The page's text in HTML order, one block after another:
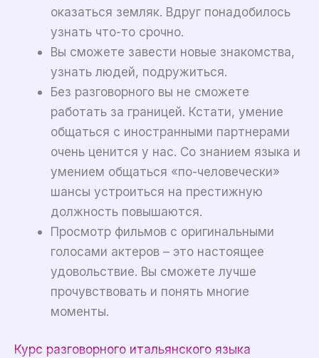
оказаться земляк. Вдруг понадобилось
узнать что-то срочно.
Вы сможете завести новые знакомства,
узнать людей, подружиться.
Без разговорного вы не сможете
работать за границей. Кстати, умение
общаться с иностранными партнерами
очень ценится у нас. Со знанием языка и
умением общаться «по-человечески»
шансы устроиться на престижную
должность повышаются.
Просмотр фильмов с оригинальными
голосами актеров – это настоящее
удовольствие. Вы сможете лучше
прочувствовать и понять многие
моменты.
Курс разговорного итальянского языка